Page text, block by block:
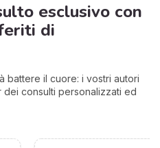
esclusivo con
di
battere il cuore: i vostri autori
consulti personalizzati ed